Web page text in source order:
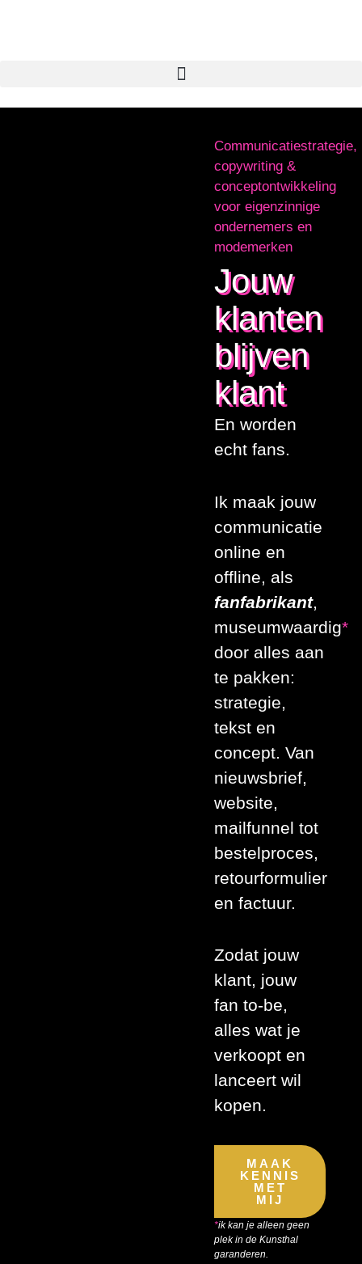
Communicatiestrategie,
copywriting &
conceptontwikkeling
voor eigenzinnige
ondernemers en
modemerken
Jouw
klanten
blijven
klant
En worden
echt fans.
Ik maak jouw
communicatie
online en
offline, als
fanfabrikant,
museumwaardig*
door alles aan
te pakken:
strategie,
tekst en
concept. Van
nieuwsbrief,
website,
mailfunnel tot
bestelproces,
retourformulier
en factuur.
Zodat jouw
klant, jouw
fan to-be,
alles wat je
verkoopt en
lanceert wil
kopen.
MAAK
KENNIS
MET
MIJ
*ik kan je alleen geen
plek in de Kunsthal
garanderen.